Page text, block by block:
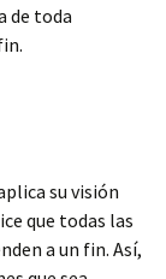
de toda
su visión
que todas las
a un fin. Así,